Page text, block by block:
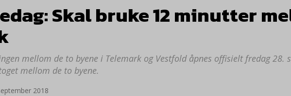
Skal bruke 12 minutter
mellom de to byene i Telemark og Vestfold åpnes offisielt fredag 28.
mellom de to byene.
2018